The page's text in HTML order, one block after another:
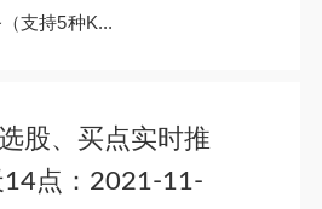
支持5种K...
股、买点实时推
14点：2021-11-